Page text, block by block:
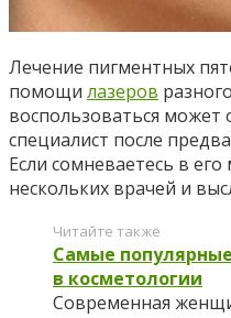
Лечение пигментных
помощи лазеров
воспользоваться может
специалист после
Если сомневаетесь в
нескольких врачей и
Читайте также
Самые
в косметологии
Современная